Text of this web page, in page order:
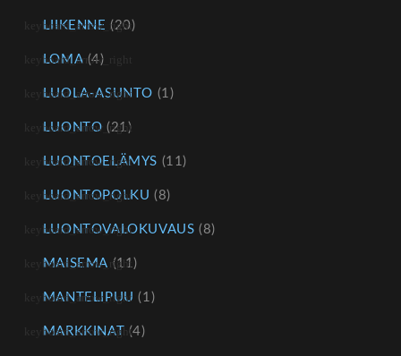
LIIKENNE (20)
LOMA (4)
LUOLA-ASUNTO (1)
LUONTO (21)
LUONTOELÄMYS (11)
LUONTOPOLKU (8)
LUONTOVALOKUVAUS (8)
MAISEMA (11)
MANTELIPUU (1)
MARKKINAT (4)